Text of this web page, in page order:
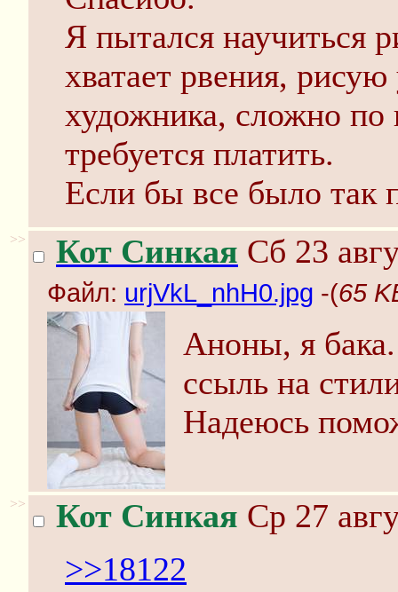
Я пытался научиться
хватает рвения,
художника, сложно по
требуется платить.
Если бы все было так
>> Кот Синкая Сб 23
Файл: urjVkL_nhH0.jpg -(65
Аноны, я
ссыль на
Надеюсь
>> Кот Синкая Ср 27
>>18122